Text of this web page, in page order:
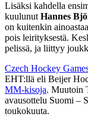
Lisäksi kahdella
kuulunutHannes
on kuitenkin
pois leirityksestä.
pelissä, ja liittyy
Czech Hockey
EHT:llä eli Beijer
MM-kisoja. Muutoin
avausottelu Suomi –
toukokuuta.